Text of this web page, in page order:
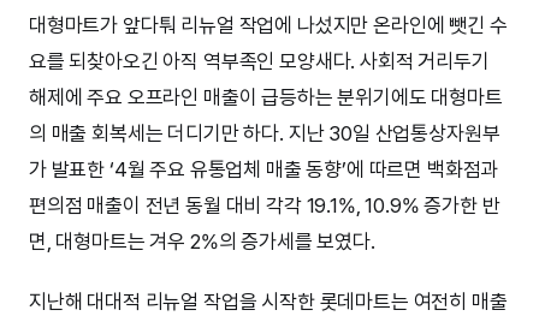
대형마트가 앞다퉈 리뉴얼 작업에 나섰지만 온라인에 뺏긴 수
요를 되찾아오긴 아직 역부족인 모양새다. 사회적 거리두기
해제에 주요 오프라인 매출이 급등하는 분위기에도 대형마트
의 매출 회복세는 더디기만 하다. 지난 30일 산업통상자원부
가 발표한 ‘4월 주요 유통업체 매출 동향’에 따르면 백화점과
편의점 매출이 전년 동월 대비 각각 19.1%, 10.9% 증가한 반
면, 대형마트는 겨우 2%의 증가세를 보였다.
지난해 대대적 리뉴얼 작업을 시작한 롯데마트는 여전히 매출